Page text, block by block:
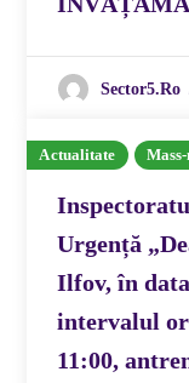
Sector5.ro
Actualitate
Urgență
Ilfov, în
intervalul
11:00,